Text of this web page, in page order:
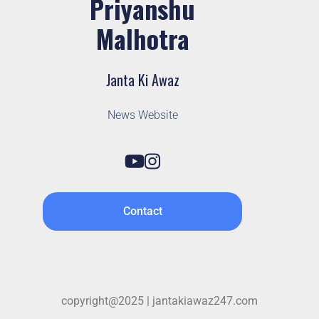
Priyanshu
Malhotra
Janta Ki Awaz
News Website
Contact
copyright@2025 | jantakiawaz247.com